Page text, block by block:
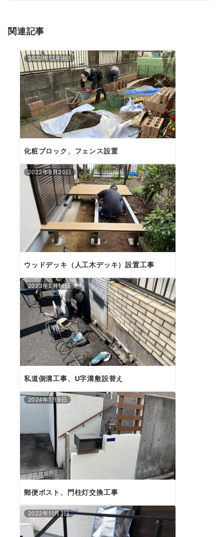
ン
関連記事
2022年12月9日
化粧ブロック、フェンス設置
2022年9月20日
ウッドデッキ（人工木デッキ）設置工事
2023年5月16日
私道側溝工事、U字溝敷設替え
2024年1月9日
郵便ポスト、門柱灯交換工事
2022年11月3日